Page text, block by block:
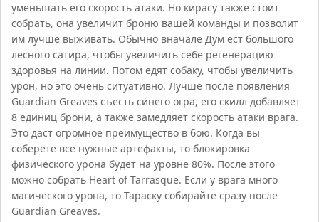
уменьшать его скорость атаки. Но кирасу также стоит
собрать, она увеличит броню вашей команды и позволит
им лучше выживать. Обычно вначале Дум ест большого
лесного сатира, чтобы увеличить себе регенерацию
здоровья на линии. Потом едят собаку, чтобы увеличить
урон, но это очень ситуативно. Лучше после появления
Guardian Greaves съесть синего огра, его скилл добавляет
8 единиц брони, а также замедляет скорость атаки врага.
Это даст огромное преимущество в бою. Когда вы
соберете все нужные артефакты, то блокировка
физического урона будет на уровне 80%. После этого
можно собрать Heart of Tarrasque. Если у врага много
магического урона, то Тараску собирайте сразу после
Guardian Greaves.